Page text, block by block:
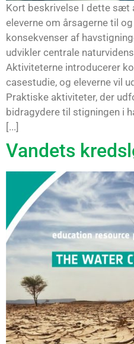
Kort beskrivelse I dette
eleverne om årsagerne til
konsekvenser af
udvikler centrale
Aktiviteterne introducerer
casestudie, og eleverne vil
Praktiske aktiviteter, der
bidragydere til stigningen i
[...]
Vandets